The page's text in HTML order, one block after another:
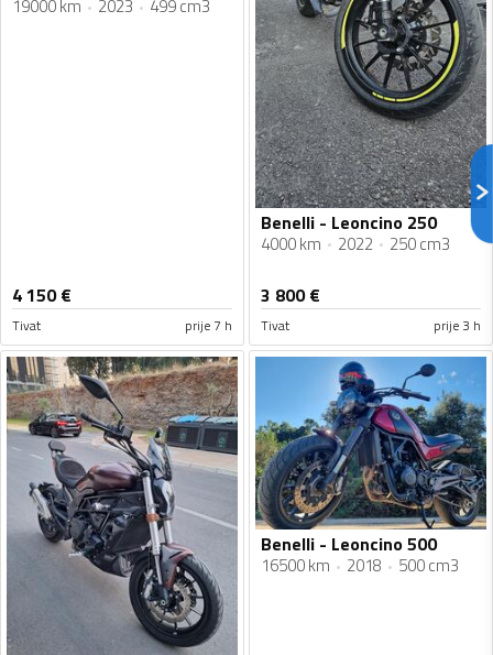
19000 km 2023 499 cm3
4 150€
Tivat prije 7 h
Benelli - Leoncino 250
4000 km 2022 250 cm3
3 800€
Tivat prije 3 h
Benelli - Leoncino 500
16500 km 2018 500 cm3